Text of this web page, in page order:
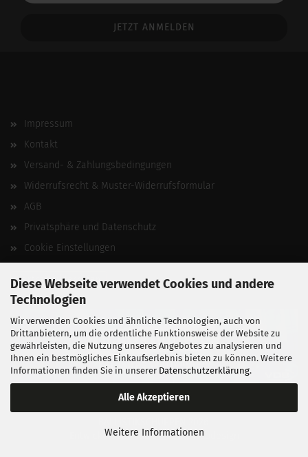
Diese Webseite verwendet Cookies und andere
Technologien
Wir verwenden Cookies und ähnliche Technologien, auch von
Drittanbietern, um die ordentliche Funktionsweise der Website zu
gewährleisten, die Nutzung unseres Angebotes zu analysieren und
Ihnen ein bestmögliches Einkaufserlebnis bieten zu können. Weitere
Informationen finden Sie in unserer Datenschutzerklärung.
Alle Akzeptieren
Weitere Informationen
Impressum
Kontakt
Versand- & Zahlungsbedingungen
Widerrufsrecht & Muster-Widerrufsformular
AGB
Privatsphäre und Datenschutz
Cookie Einstellungen
Vertrag widerrufen
Entwickelt vonfabian heinz webdesign